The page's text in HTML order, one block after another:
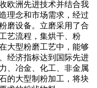
欧洲先进技术并结合我
理念和市场需求，经过
磨设备。立磨采用了合
艺流程，集烘干、粉
大型粉磨工艺中，能够
经济指标达到国际先进
、冶金、化工、非金属
的大型制粉加工，将块